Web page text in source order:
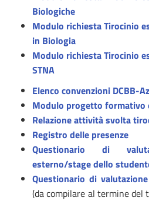
Biologiche
Modulo richiesta Tirocinio
in Biologia
Modulo richiesta Tirocinio
STNA
Elenco convenzioni DCBB-
Modulo progetto formativo
Relazione attività svolta
Registro delle presenze
Questionario di
esterno/stage dello
Questionario di
(da compilare al termine